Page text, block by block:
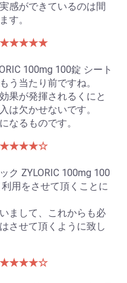
感ができているのは間
す。
★★★★★
100mg 100錠 シート
う当たり前ですね。
果が発揮されるくにと
は欠かせないです。
なるものです。
★★★★☆
ク ZYLORIC 100mg 100
用をさせて頂くことに
まして、これからも必
させて頂くように致し
★★★★☆